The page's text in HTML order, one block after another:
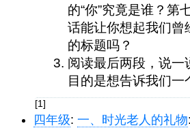
的“你”究竟是谁？第
话能让你想起我们曾
的标题吗？
阅读最后两段，说一
目的是想告诉我们一
[1]
四年级: 一、时光老人的礼物: